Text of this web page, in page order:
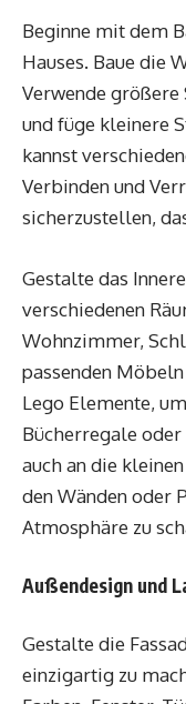
Beginne mit dem
Hauses. Baue die
Verwende
und füge kleinere
kannst
Verbinden und
sicherzustellen,
Gestalte das
verschiedenen
Wohnzimmer,
passenden
Lego Elemente,
Bücherregale oder
auch an die
den Wänden oder
Atmosphäre zu
Außendesign und
Gestalte die
einzigartig zu